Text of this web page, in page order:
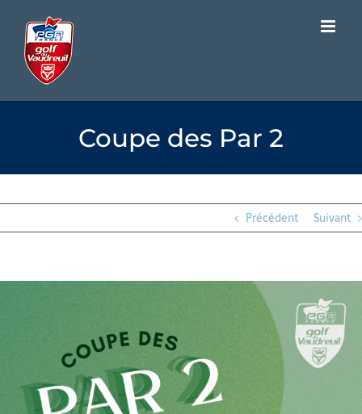
contenu
Coupe des Par 2
Précédent Suivant